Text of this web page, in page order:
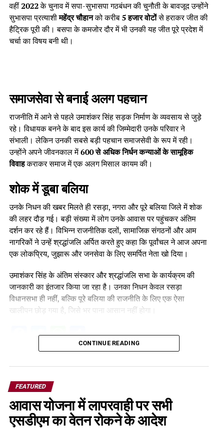
वहीं2022के चुनाव में सपा-सुभासपा गठबंधन की चुनौती के बावजूद उन्होंने
सुभासपा प्रत्याशीमहेंद्र चौहानको करीब 5 हजार वोटोंसे हराकर जीत की
हैट्रिक पूरी की। बसपा के कमजोर दौर में भी उनकी यह जीत पूरे प्रदेश में
चर्चा का विषय बनी थी।
समाजसेवा से बनाई अलग पहचान
राजनीति में आने से पहले उमाशंकर सिंह सड़क निर्माण के व्यवसाय से जुड़े
रहे। विधायक बनने के बाद इस कार्य की जिम्मेदारी उनके परिवार ने
संभाली। लेकिन उनकी सबसे बड़ी पहचान समाजसेवी के रूप में रही।
उन्होंने अपने जीवनकाल में600 से अधिक निर्धन कन्याओं के सामूहिक
विवाहकराकर समाज में एक अलग मिसाल कायम की।
शोक में डूबा बलिया
उनके निधन की खबर मिलते ही रसड़ा, नगरा और पूरे बलिया जिले में शोक
की लहर दौड़ गई। बड़ी संख्या में लोग उनके आवास पर पहुंचकर अंतिम
दर्शन कर रहे हैं। विभिन्न राजनीतिक दलों, सामाजिक संगठनों और आम
नागरिकों ने उन्हें श्रद्धांजलि अर्पित करते हुए कहा कि पूर्वांचल ने आज अपना
एक लोकप्रिय, जुझारू और जनसेवा के लिए समर्पित नेता खो दिया।
उमाशंकर सिंह के अंतिम संस्कार और श्रद्धांजलि सभा के कार्यक्रम की
जानकारी का इंतजार किया जा रहा है। उनका निधन केवल रसड़ा
विधानसभा ही नहीं, बल्कि पूरे बलिया की राजनीति के लिए एक ऐसा
खालीपन छोड़ गया है, जिसे भर पाना आसान नहीं होगा।
Facebook
Twitter
WhatsApp
Share
CONTINUE READING
FEATURED
आवास योजना में लापरवाही पर सभी
एसडीएम का वेतन रोकने के आदेश